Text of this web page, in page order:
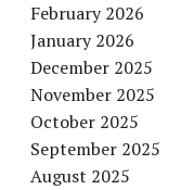
February 2026
January 2026
December 2025
November 2025
October 2025
September 2025
August 2025